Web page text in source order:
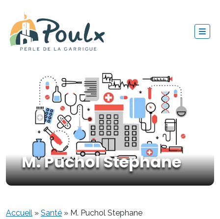
M. Puchol Stephane
Accueil » Santé » M. Puchol Stephane